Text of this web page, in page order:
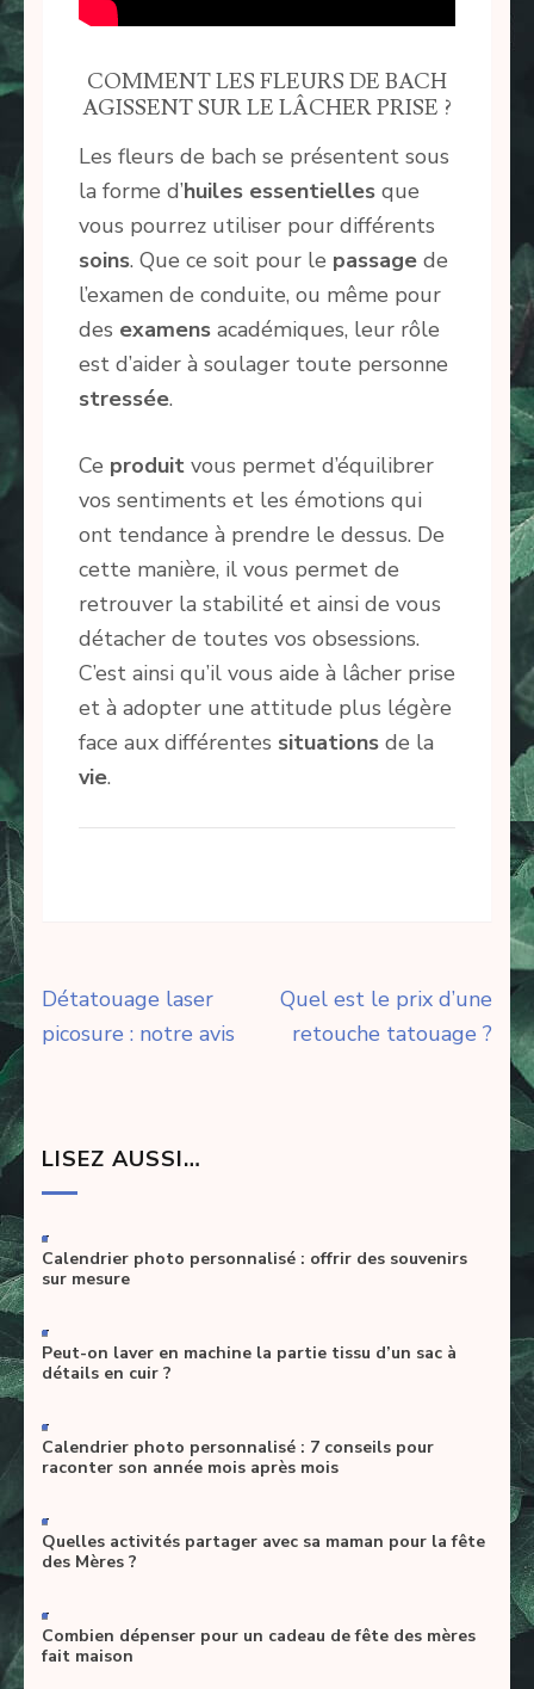
COMMENT LES FLEURS DE BACH
AGISSENT SUR LE LÂCHER PRISE ?
Les fleurs de bach se présentent sous
la forme d’huiles essentielles que
vous pourrez utiliser pour différents
soins. Que ce soit pour le passage de
l’examen de conduite, ou même pour
des examens académiques, leur rôle
est d’aider à soulager toute personne
stressée.
Ce produit vous permet d’équilibrer
vos sentiments et les émotions qui
ont tendance à prendre le dessus. De
cette manière, il vous permet de
retrouver la stabilité et ainsi de vous
détacher de toutes vos obsessions.
C’est ainsi qu’il vous aide à lâcher prise
et à adopter une attitude plus légère
face aux différentes situations de la
vie.
Navigation
de
Détatouage laser
picosure : notre avis
Quel est le prix d’une
retouche tatouage ?
LISEZ AUSSI…
-
Calendrier photo personnalisé : offrir des souvenirs
sur mesure
-
Peut-on laver en machine la partie tissu d’un sac à
détails en cuir ?
-
Calendrier photo personnalisé : 7 conseils pour
raconter son année mois après mois
-
Quelles activités partager avec sa maman pour la fête
des Mères ?
-
Combien dépenser pour un cadeau de fête des mères
fait maison